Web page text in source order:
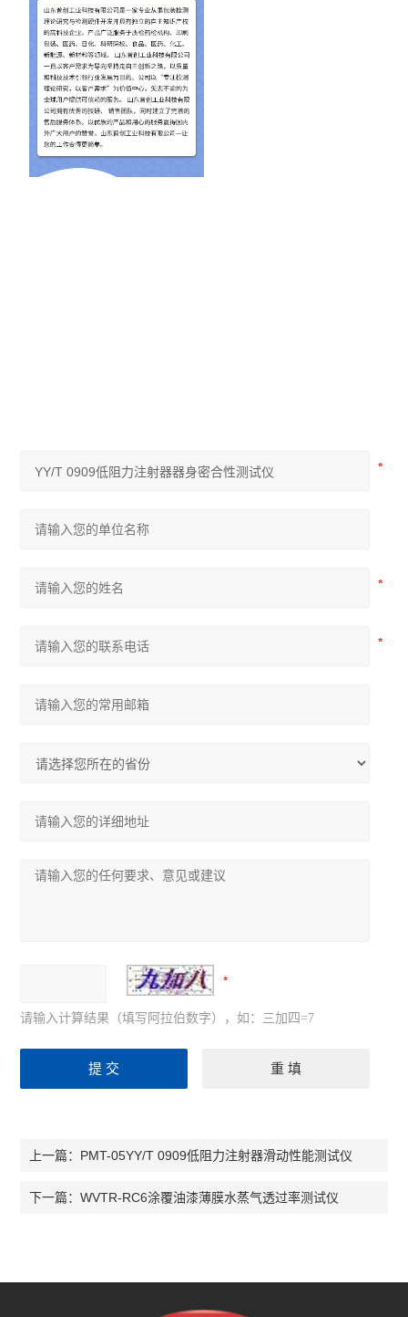
请输入计算结果（填写阿拉伯数字），如：三加四=7
上一篇： PMT-05YY/T 0909低阻力注射器滑动性能测试仪
下一篇：WVTR-RC6涂覆油漆薄膜水蒸气透过率测试仪